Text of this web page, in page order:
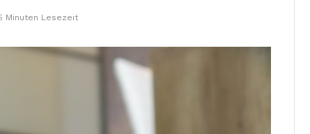
Minuten Lesezeit